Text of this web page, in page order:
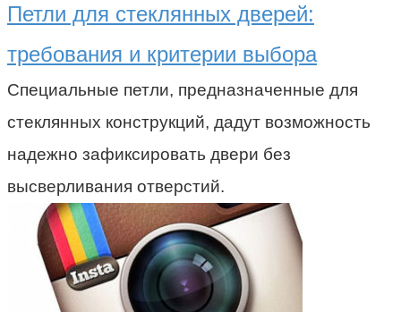
Петли для стеклянных дверей:
требования и критерии выбора
Специальные петли, предназначенные для
стеклянных конструкций, дадут возможность
надежно зафиксировать двери без
высверливания отверстий.